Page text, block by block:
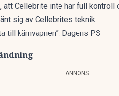
, att Cellebrite inte har full kontroll
sig av Cellebrites teknik.
till kärnvapnen”. Dagens PS
ANNONS